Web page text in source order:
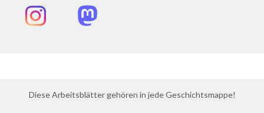
InstagramMastodon
Diese Arbeitsblätter gehören in jede Geschichtsmappe!